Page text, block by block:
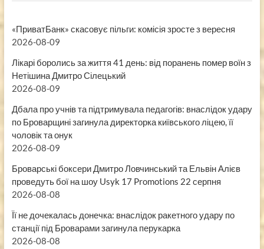
«ПриватБанк» скасовує пільги: комісія зросте з вересня
2026-08-09
Лікарі боролись за життя 41 день: від поранень помер воїн з
Нетішина Дмитро Сілецький
2026-08-09
Дбала про учнів та підтримувала педагогів: внаслідок удару
по Броварщині загинула директорка київського ліцею, її
чоловік та онук
2026-08-09
Броварські боксери Дмитро Ловчинський та Ельвін Алієв
проведуть бої на шоу Usyk 17 Promotions 22 серпня
2026-08-08
Її не дочекалась донечка: внаслідок ракетного удару по
станції під Броварами загинула перукарка
2026-08-08